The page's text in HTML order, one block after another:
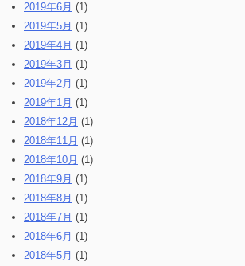
2019年6月 (1)
2019年5月 (1)
2019年4月 (1)
2019年3月 (1)
2019年2月 (1)
2019年1月 (1)
2018年12月 (1)
2018年11月 (1)
2018年10月 (1)
2018年9月 (1)
2018年8月 (1)
2018年7月 (1)
2018年6月 (1)
2018年5月 (1)